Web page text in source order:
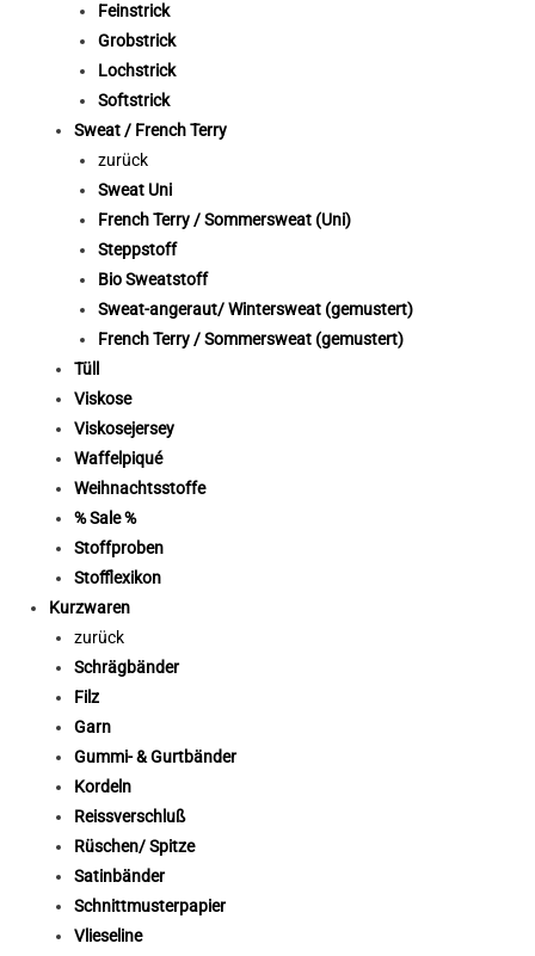
Feinstrick
Grobstrick
Lochstrick
Softstrick
Sweat / French Terry
zurück
Sweat Uni
French Terry / Sommersweat (Uni)
Steppstoff
Bio Sweatstoff
Sweat-angeraut/ Wintersweat (gemustert)
French Terry / Sommersweat (gemustert)
Tüll
Viskose
Viskosejersey
Waffelpiqué
Weihnachtsstoffe
% Sale %
Stoffproben
Stofflexikon
Kurzwaren
zurück
Schrägbänder
Filz
Garn
Gummi- & Gurtbänder
Kordeln
Reissverschluß
Rüschen/ Spitze
Satinbänder
Schnittmusterpapier
Vlieseline